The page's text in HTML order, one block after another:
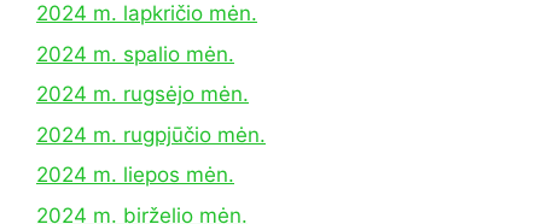
2024 m. lapkričio mėn.
2024 m. spalio mėn.
2024 m. rugsėjo mėn.
2024 m. rugpjūčio mėn.
2024 m. liepos mėn.
2024 m. birželio mėn.